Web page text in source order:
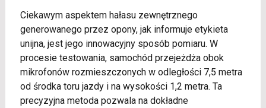
Ciekawym aspektem hałasu zewnętrznego
generowanego przez opony, jak informuje etykieta
unijna, jest jego innowacyjny sposób pomiaru. W
procesie testowania, samochód przejeżdża obok
mikrofonów rozmieszczonych w odległości 7,5 metra
od środka toru jazdy i na wysokości 1,2 metra. Ta
precyzyjna metoda pozwala na dokładne